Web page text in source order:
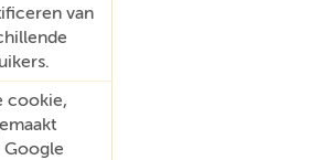
van
cookie,